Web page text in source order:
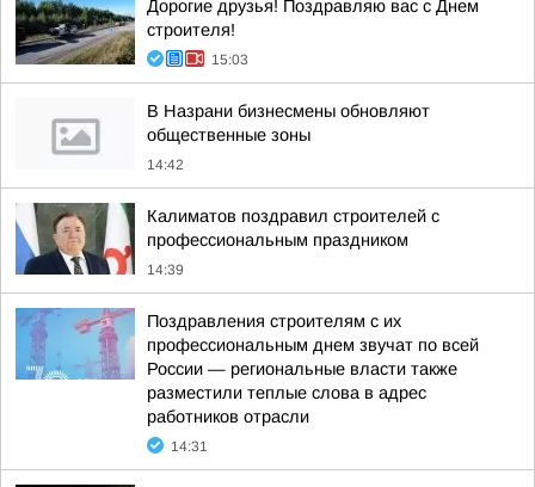
Дорогие друзья! Поздравляю вас с Днем
строителя!
15:03
В Назрани бизнесмены обновляют
общественные зоны
14:42
Калиматов поздравил строителей с
профессиональным праздником
14:39
Поздравления строителям с их
профессиональным днем звучат по всей
России — региональные власти также
разместили теплые слова в адрес
работников отрасли
14:31